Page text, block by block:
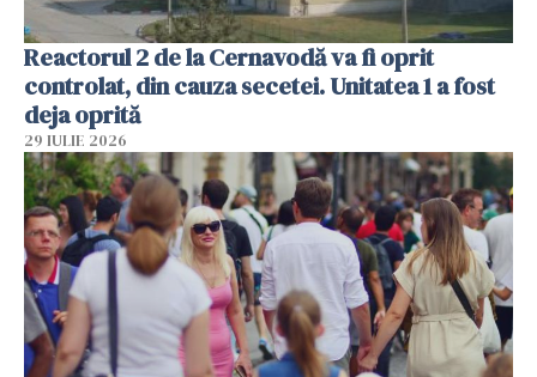
Reactorul 2 de la Cernavodă va fi oprit
controlat, din cauza secetei. Unitatea 1 a fost
deja oprită
29 IULIE 2026